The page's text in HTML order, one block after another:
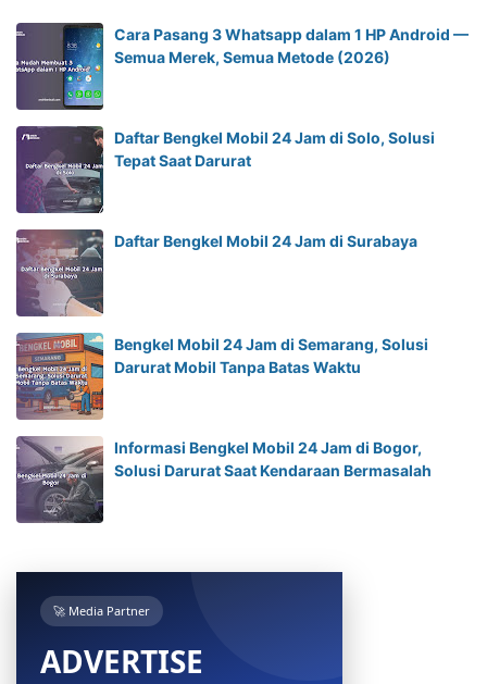
Cara Pasang 3 Whatsapp dalam 1 HP Android —
Semua Merek, Semua Metode (2026)
Daftar Bengkel Mobil 24 Jam di Solo, Solusi
Tepat Saat Darurat
Daftar Bengkel Mobil 24 Jam di Surabaya
Bengkel Mobil 24 Jam di Semarang, Solusi
Darurat Mobil Tanpa Batas Waktu
Informasi Bengkel Mobil 24 Jam di Bogor,
Solusi Darurat Saat Kendaraan Bermasalah
🚀 Media Partner
ADVERTISE